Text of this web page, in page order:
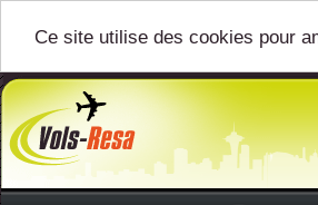
Ce site utilise des cookies pour